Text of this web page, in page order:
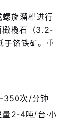
旋溜槽进行
榄石（3.2-
铬铁矿。重
350次/分钟
2-4吨/台·小